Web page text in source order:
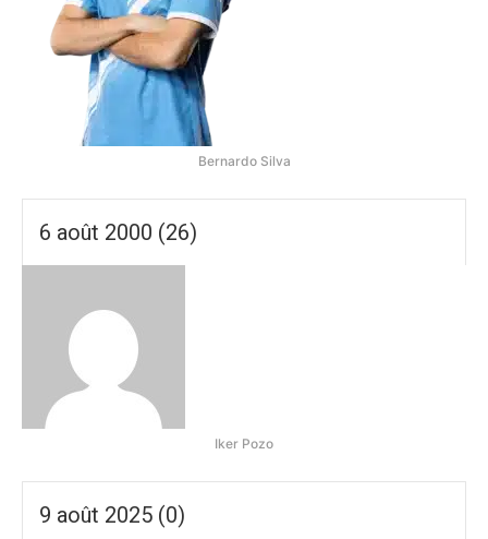
Bernardo Silva
6 août 2000 (26)
Iker Pozo
9 août 2025 (0)